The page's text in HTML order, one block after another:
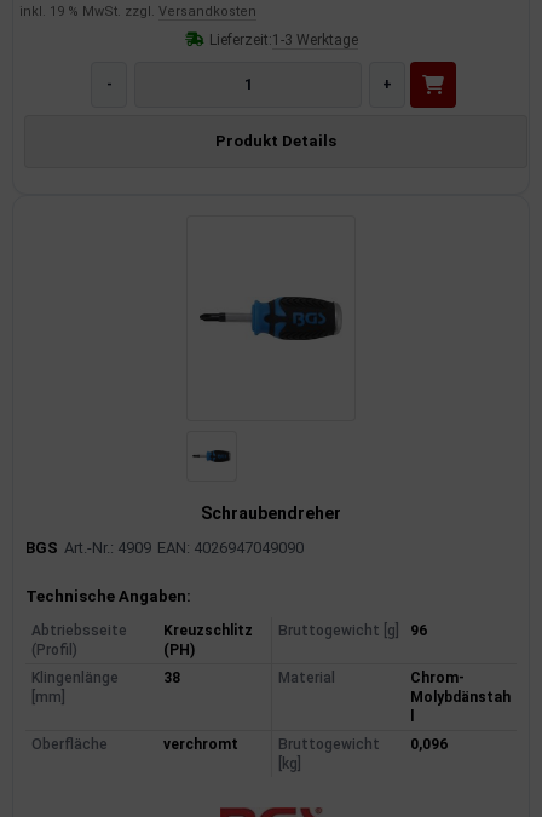
inkl. 19 % MwSt. zzgl. Versandkosten
Lieferzeit:1-3 Werktage
- +
Produkt Details
Schraubendreher
BGS Art.-Nr.: 4909 EAN: 4026947049090
Produktinformationen
Technische Angaben:
Abtriebsseite
(Profil)
Kreuzschlitz
(PH)
Bruttogewicht [g] 96
Klingenlänge
[mm]
38 Material
Chrom-
Molybdänstah
Oberfläche
verchromt
Bruttogewicht
[kg]
0,096